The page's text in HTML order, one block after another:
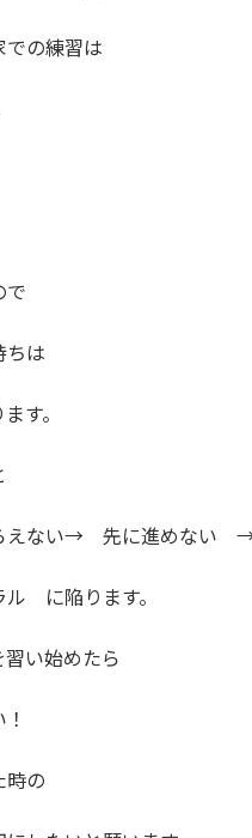
での練習は
で
ちは
す。
えない→ 先に進めない
ル に陥ります。
い始めたら
時の